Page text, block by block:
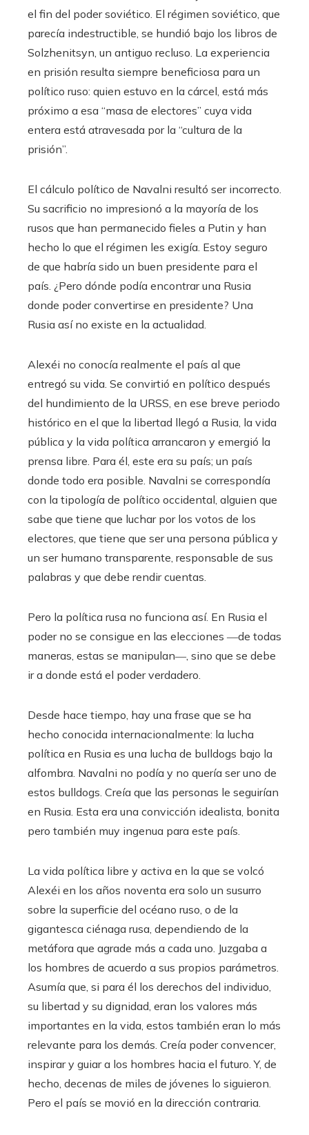
el fin del poder soviético. El régimen soviético, que
parecía indestructible, se hundió bajo los libros de
Solzhenitsyn, un antiguo recluso. La experiencia
en prisión resulta siempre beneficiosa para un
político ruso: quien estuvo en la cárcel, está más
próximo a esa “masa de electores” cuya vida
entera está atravesada por la “cultura de la
prisión”.
El cálculo político de Navalni resultó ser incorrecto.
Su sacrificio no impresionó a la mayoría de los
rusos que han permanecido fieles a Putin y han
hecho lo que el régimen les exigía. Estoy seguro
de que habría sido un buen presidente para el
país. ¿Pero dónde podía encontrar una Rusia
donde poder convertirse en presidente? Una
Rusia así no existe en la actualidad.
Alexéi no conocía realmente el país al que
entregó su vida. Se convirtió en político después
del hundimiento de la URSS, en ese breve periodo
histórico en el que la libertad llegó a Rusia, la vida
pública y la vida política arrancaron y emergió la
prensa libre. Para él, este era su país; un país
donde todo era posible. Navalni se correspondía
con la tipología de político occidental, alguien que
sabe que tiene que luchar por los votos de los
electores, que tiene que ser una persona pública y
un ser humano transparente, responsable de sus
palabras y que debe rendir cuentas.
Pero la política rusa no funciona así. En Rusia el
poder no se consigue en las elecciones ―de todas
maneras, estas se manipulan―, sino que se debe
ir a donde está el poder verdadero.
Desde hace tiempo, hay una frase que se ha
hecho conocida internacionalmente: la lucha
política en Rusia es una lucha de bulldogs bajo la
alfombra. Navalni no podía y no quería ser uno de
estos bulldogs. Creía que las personas le seguirían
en Rusia. Esta era una convicción idealista, bonita
pero también muy ingenua para este país.
La vida política libre y activa en la que se volcó
Alexéi en los años noventa era solo un susurro
sobre la superficie del océano ruso, o de la
gigantesca ciénaga rusa, dependiendo de la
metáfora que agrade más a cada uno. Juzgaba a
los hombres de acuerdo a sus propios parámetros.
Asumía que, si para él los derechos del individuo,
su libertad y su dignidad, eran los valores más
importantes en la vida, estos también eran lo más
relevante para los demás. Creía poder convencer,
inspirar y guiar a los hombres hacia el futuro. Y, de
hecho, decenas de miles de jóvenes lo siguieron.
Pero el país se movió en la dirección contraria.